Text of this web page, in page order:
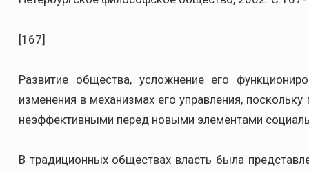
[167]
Развитие общества, усложнение его
изменения в механизмах его управления,
неэффективными перед новыми элементами
В традиционных обществах власть была